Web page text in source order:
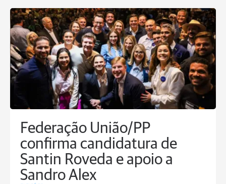
Federação União/PP
confirma candidatura de
Santin Roveda e apoio a
Sandro Alex